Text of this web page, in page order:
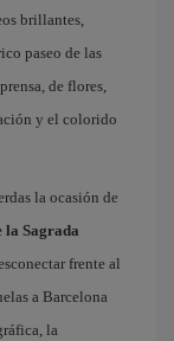
brillantes,
paseo de las
de flores,
y el colorido
la ocasión de
la Sagrada
frente al
a Barcelona
la